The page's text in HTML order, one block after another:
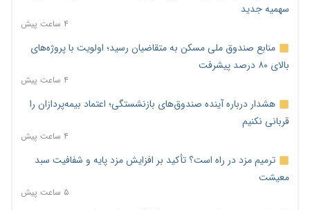
سهمیه جدید
۴ ساعت پیش
منابع صندوق ملی مسکن به متقاضیان رسید؛ اولویت با پروژه‌های
بالای ۸۰ درصد پیشرفت
۴ ساعت پیش
هشدار درباره آینده صندوق‌های بازنشستگی؛ اعتماد بیمه‌پردازان را
قربانی نکنیم
۴ ساعت پیش
ترمیم مزد در راه است؟ تأکید بر افزایش مزد پایه و شفافیت سبد
معیشت
۵ ساعت پیش